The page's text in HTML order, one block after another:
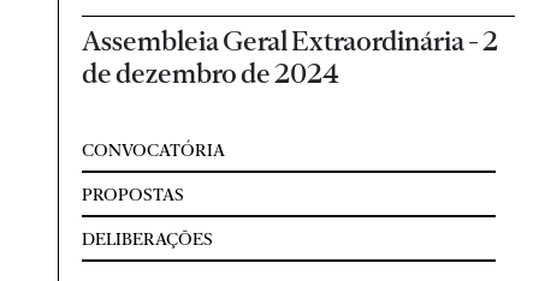
Assembleia Geral Extraordinária - 2
de dezembro de 2024
CONVOCATÓRIA
PROPOSTAS
DELIBERAÇÕES